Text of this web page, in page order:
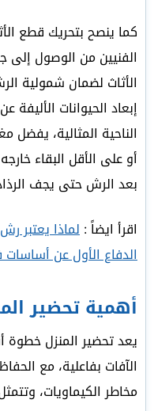
كما ينصح بتحريك قطع
الفنيين من الوصول إلى
الأثاث لضمان شمولية
إبعاد الحيوانات الأليفة
الناحية المثالية، يفضل
بعد الرش حتى يجف
اقرأ ايضاً :لماذا يعتبر
الدفاع الأول عن أساسات
أهمية تحضير
يعد تحضير المنزل
الآفات بفاعلية، مع
مخاطر الكيماويات،